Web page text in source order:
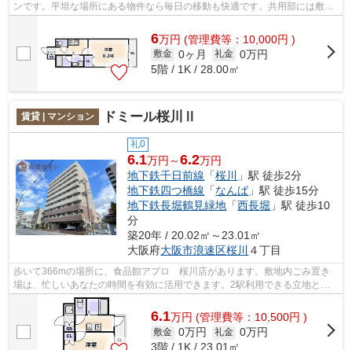
ンです。平坦な場所にある物件なら毎日の移動も快適です。共用部には敷地
6万円 (管理費等：10,000円 )
敷金 0ヶ月 礼金 0万円
5階 / 1K / 28.00㎡
賃貸 | マンション ドミール桜川Ⅱ
礼0
6.1万円～6.2万円
地下鉄千日前線 「桜川
」駅 徒歩2分
地下鉄四つ橋線 「なんば」駅 徒歩15分
地下鉄長堀鶴見緑地 「西長堀 」駅 徒歩10
分
築20年 / 20.02㎡～23.01㎡
大阪府大阪市浪速区桜川 ４丁目
歩いて366mの場所に、食品館アプロ 桜川店があります。敷地内ごみ置き
場は、忙しいあなたの時間を有効に活用できます。2駅利用できる立地とな
っていて、アクセスが良いです。「ドミー...
6.1万円 (管理費等：10,500円 )
敷金 0万円 礼金 0万円
3階 / 1K / 23.01㎡